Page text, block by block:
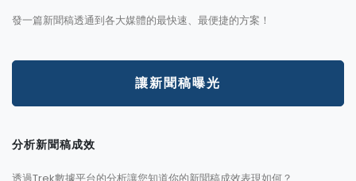
發一篇新聞稿透通到各大媒體的最快速、最便捷的方案！
讓新聞稿曝光
分析新聞稿成效